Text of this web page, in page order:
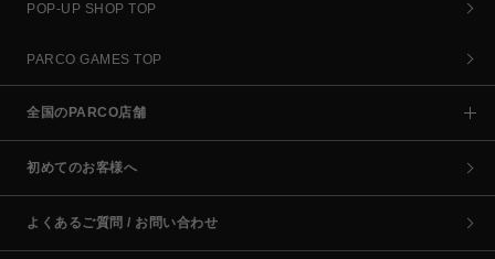
POP-UP SHOP TOP
PARCO GAMES TOP
全国のPARCO店舗
初めてのお客様へ
よくあるご質問 / お問い合わせ